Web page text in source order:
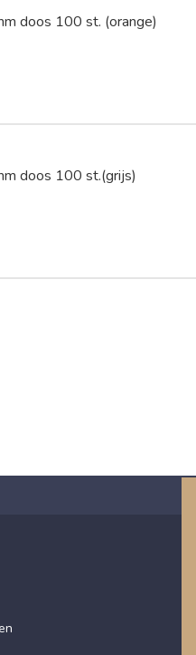
doos 100 st. (orange)
doos 100 st.(grijs)